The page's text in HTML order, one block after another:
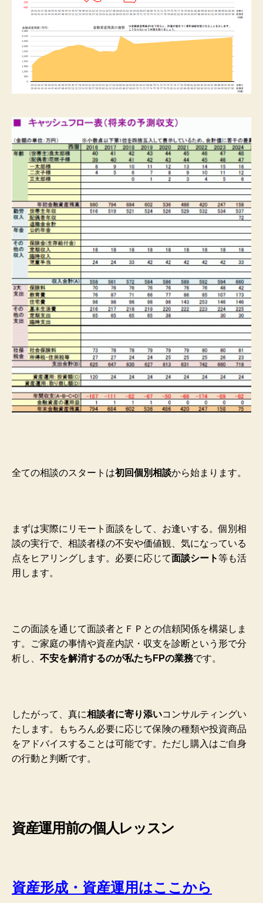
全ての相談のスタートは初回個別相談から始まります。
まずは実際にリモート面談をして、お逢いする。個別相
談の実行で、相談者様の不安や価値観、気になっている
点をヒアリングします。必要に応じて面談シート等も活
用します。
この面談を通じて面談者とＦＰとの信頼関係を構築しま
す。ご家庭の事情や資産内訳・収支を診断という形で分
析し、 不安を解消するのが私たちFPの業務です。
したがって、真に相談者に寄り添いコンサルティングい
たします。もちろん必要に応じて保険の種類や投資商品
をアドバイスすることは可能です。ただし購入はご自身
の行動と判断です。
資産運用前の個人レッスン
資産形成・資産運用はここから